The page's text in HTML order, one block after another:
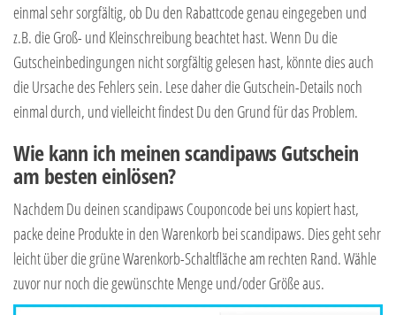
einmal sehr sorgfältig, ob Du den Rabattcode genau eingegeben und
z.B. die Groß- und Kleinschreibung beachtet hast. Wenn Du die
Gutscheinbedingungen nicht sorgfältig gelesen hast, könnte dies auch
die Ursache des Fehlers sein. Lese daher die Gutschein-Details noch
einmal durch, und vielleicht findest Du den Grund für das Problem.
Wie kann ich meinen scandipaws Gutschein
am besten einlösen?
Nachdem Du deinen scandipaws Couponcode bei uns kopiert hast,
packe deine Produkte in den Warenkorb bei scandipaws. Dies geht sehr
leicht über die grüne Warenkorb-Schaltfläche am rechten Rand. Wähle
zuvor nur noch die gewünschte Menge und/oder Größe aus.